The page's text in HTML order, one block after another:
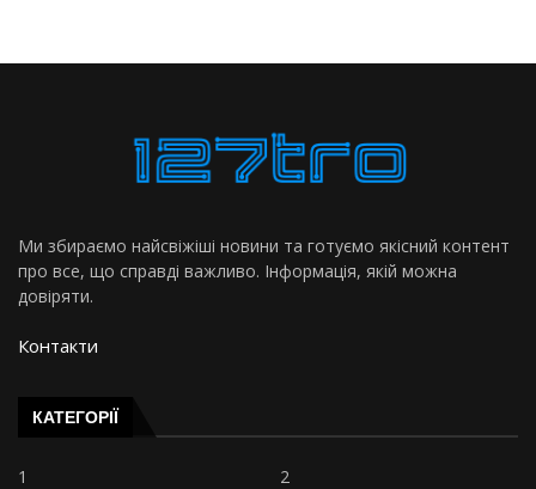
Ми збираємо найсвіжіші новини та готуємо якісний контент
про все, що справді важливо. Інформація, якій можна
довіряти.
Контакти
КАТЕГОРІЇ
1
2